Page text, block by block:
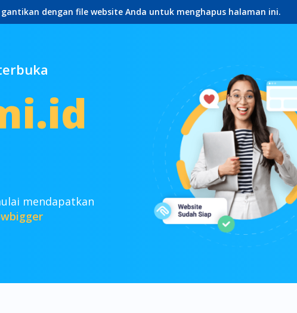
dengan file website Anda untuk menghapus halaman ini.
mendapatkan